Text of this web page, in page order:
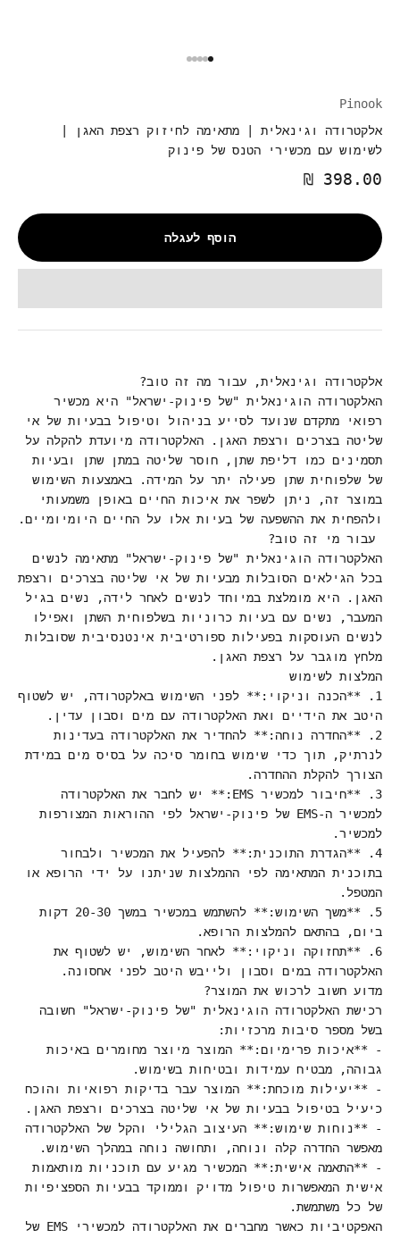
Pinook
אלקטרודה וגינאלית | מתאימה לחיזוק רצפת האגן |
לשימוש עם מכשירי הטנס של פינוק
מחיר מבצע
398.00 ₪
הוסף לעגלה
אלקטרודה וגינאלית, עבור מה זה טוב?
האלקטרודה הוגינאלית "של פינוק-ישראל" היא מכשיר
רפואי מתקדם שנועד לסייע בניהול וטיפול בבעיות של אי
שליטה בצרכים ורצפת האגן. האלקטרודה מיועדת להקלה על
תסמינים כמו דליפת שתן, חוסר שליטה במתן שתן ובעיות
של שלפוחית שתן פעילה יתר על המידה. באמצעות השימוש
במוצר זה, ניתן לשפר את איכות החיים באופן משמעותי
ולהפחית את ההשפעה של בעיות אלו על החיים היומיומיים.
עבור מי זה טוב?
האלקטרודה הוגינאלית "של פינוק-ישראל" מתאימה לנשים
בכל הגילאים הסובלות מבעיות של אי שליטה בצרכים ורצפת
האגן. היא מומלצת במיוחד לנשים לאחר לידה, נשים בגיל
המעבר, נשים עם בעיות כרוניות בשלפוחית השתן ואפילו
לנשים העוסקות בפעילות ספורטיבית אינטנסיבית שסובלות
מלחץ מוגבר על רצפת האגן.
המלצות לשימוש
1. **הכנה וניקוי:** לפני השימוש באלקטרודה, יש לשטוף
היטב את הידיים ואת האלקטרודה עם מים וסבון עדין.
2. **החדרה נוחה:** להחדיר את האלקטרודה בעדינות
לנרתיק, תוך כדי שימוש בחומר סיכה על בסיס מים במידת
הצורך להקלת ההחדרה.
3. **חיבור למכשיר EMS:** יש לחבר את האלקטרודה
למכשיר ה-EMS של פינוק-ישראל לפי ההוראות המצורפות
למכשיר.
4. **הגדרת התוכנית:** להפעיל את המכשיר ולבחור
בתוכנית המתאימה לפי ההמלצות שניתנו על ידי הרופא או
המטפל.
5. **משך השימוש:** להשתמש במכשיר במשך 20-30 דקות
ביום, בהתאם להמלצות הרופא.
6. **תחזוקה וניקוי:** לאחר השימוש, יש לשטוף את
האלקטרודה במים וסבון ולייבש היטב לפני אחסונה.
מדוע חשוב לרכוש את המוצר?
רכישת האלקטרודה הוגינאלית "של פינוק-ישראל" חשובה
בשל מספר סיבות מרכזיות:
- **איכות פרימיום:** המוצר מיוצר מחומרים באיכות
גבוהה, מבטיח עמידות ובטיחות בשימוש.
- **יעילות מוכחת:** המוצר עבר בדיקות רפואיות והוכח
כיעיל בטיפול בבעיות של אי שליטה בצרכים ורצפת האגן.
- **נוחות שימוש:** העיצוב הגלילי והקל של האלקטרודה
מאפשר החדרה קלה ונוחה, ותחושה נוחה במהלך השימוש.
- **התאמה אישית:** המכשיר מגיע עם תוכניות מותאמות
אישית המאפשרות טיפול מדויק וממוקד בבעיות הספציפיות
של כל משתמשת.
האפקטיביות כאשר מחברים את האלקטרודה למכשירי EMS של